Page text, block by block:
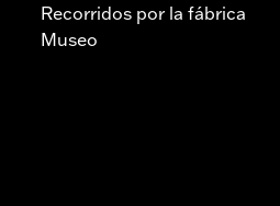
Recorridos por la fábrica
Museo